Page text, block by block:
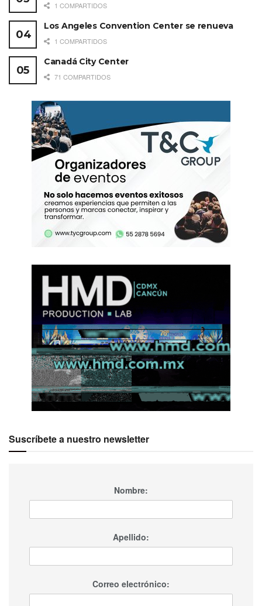
1,200 personas, su capacidad
Hilton Vallarta Riviera All-
Inclusive Resort
444 habitaciones
+2,900 m2para eventos y reuniones
7 restaurantes
5 bares
Spa & gym Enclave Lounge, servicio exclusivo
+ info de Hilton Vallarta Riviera All-Inclusive Resort
1 COMPARTIDOS
Los Angeles Convention Center se renueva
1 COMPARTIDOS
Canadá City Center
71 COMPARTIDOS
Suscríbete a nuestro newsletter
Nombre:
Apellido:
Correo electrónico: